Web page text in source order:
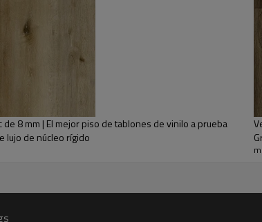
8 mm | El mejor piso de tablones de vinilo a prueba
lujo de núcleo rígido